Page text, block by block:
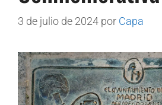
3 de julio de 2024 por Capa